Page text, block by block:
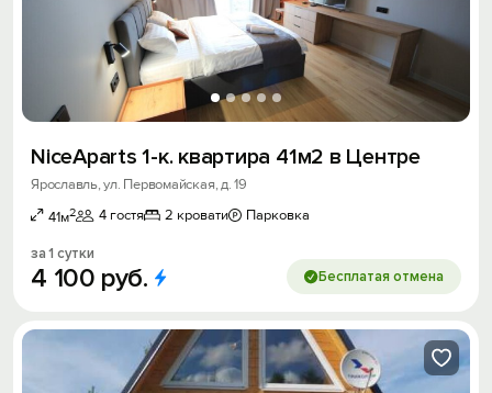
NiceAparts 1-к. квартира 41м2 в Центре
Ярославль, ул. Первомайская, д. 19
41м2 4 гостя 2 кровати Парковка
за 1 сутки
4 100 руб. Бесплатая отмена